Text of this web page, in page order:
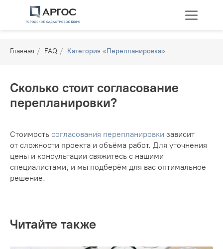
Перепланировка
Главная / FAQ / Категория «Перепланировка»
Сколько стоит согласование
перепланировки?
Стоимость согласования перепланировки зависит
от сложности проекта и объёма работ. Для уточнения
цены и консультации свяжитесь с нашими
специалистами, и мы подберём для вас оптимальное
решение.
Читайте также